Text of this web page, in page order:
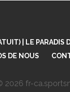
| LE PARADIS
DE NOUS
2026 fr-